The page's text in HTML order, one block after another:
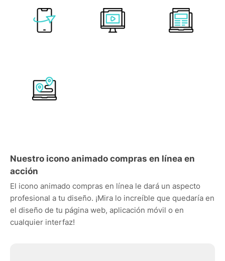
Nuestro icono animado compras en línea en
acción
El icono animado compras en línea le dará un aspecto
profesional a tu diseño. ¡Mira lo increíble que quedaría en
el diseño de tu página web, aplicación móvil o en
cualquier interfaz!